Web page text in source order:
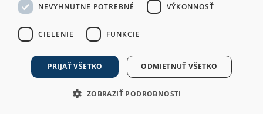
NEVYHNUTNE POTREBNÉ VÝKONNOSŤ
CIELENIE FUNKCIE
PRIJAŤ VŠETKO ODMIETNUŤ VŠETKO
ZOBRAZIŤ PODROBNOSTI